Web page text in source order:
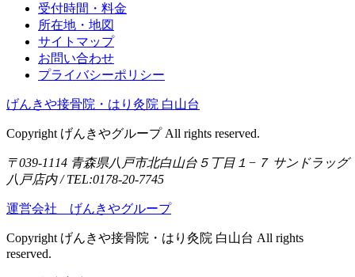
受付時間・料金
所在地・地図
サイトマップ
お問い合わせ
プライバシーポリシー
げんきや接骨院・はり灸院 白山台
Copyright げんきやグループ All rights reserved.
〒039-1114 青森県八戸市北白山台５丁目１−７ サンドラッグ
八戸店内 / TEL:0178-20-7745
運営会社 げんきやグループ
Copyright げんきや接骨院・はり灸院 白山台 All rights
reserved.